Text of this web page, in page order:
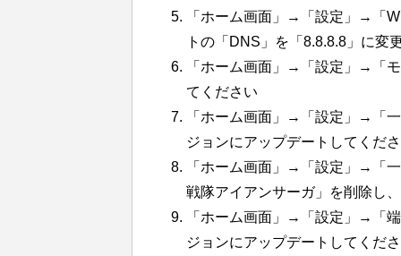
「ホーム画面」→「設定」→「
トの「DNS」を「8.8.8.8」に変
「ホーム画面」→「設定」→「
てください
「ホーム画面」→「設定」→「
ジョンにアップデートしてくだ
「ホーム画面」→「設定」→「
戦隊アイアンサーガ」を削除し
「ホーム画面」→「設定」→「
ジョンにアップデートしてくだ